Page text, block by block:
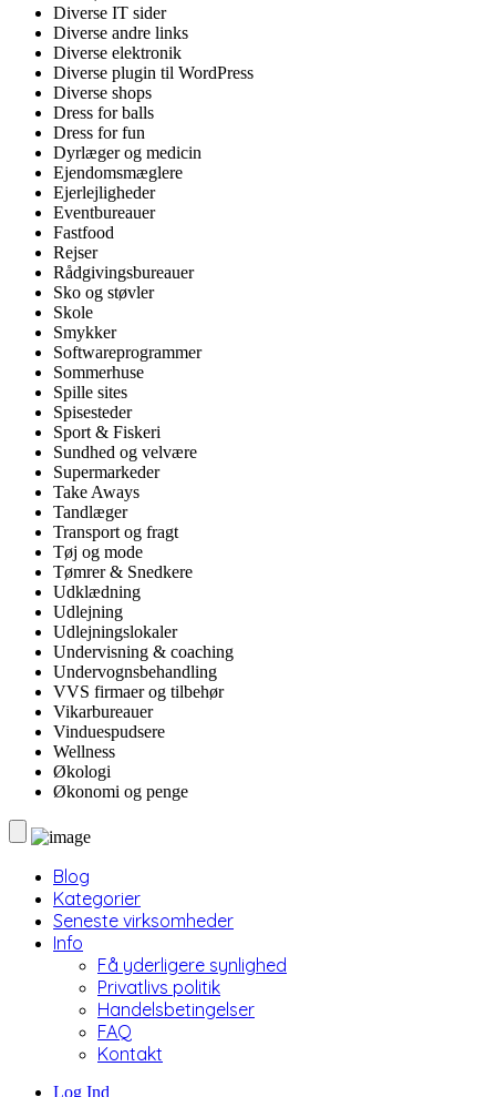
Diverse IT sider
Diverse andre links
Diverse elektronik
Diverse plugin til WordPress
Diverse shops
Dress for balls
Dress for fun
Dyrlæger og medicin
Ejendomsmæglere
Ejerlejligheder
Eventbureauer
Fastfood
Rejser
Rådgivingsbureauer
Sko og støvler
Skole
Smykker
Softwareprogrammer
Sommerhuse
Spille sites
Spisesteder
Sport & Fiskeri
Sundhed og velvære
Supermarkeder
Take Aways
Tandlæger
Transport og fragt
Tøj og mode
Tømrer & Snedkere
Udklædning
Udlejning
Udlejningslokaler
Undervisning & coaching
Undervognsbehandling
VVS firmaer og tilbehør
Vikarbureauer
Vinduespudsere
Wellness
Økologi
Økonomi og penge
Blog
Kategorier
Seneste virksomheder
Info
Få yderligere synlighed
Privatlivs politik
Handelsbetingelser
FAQ
Kontakt
Log Ind